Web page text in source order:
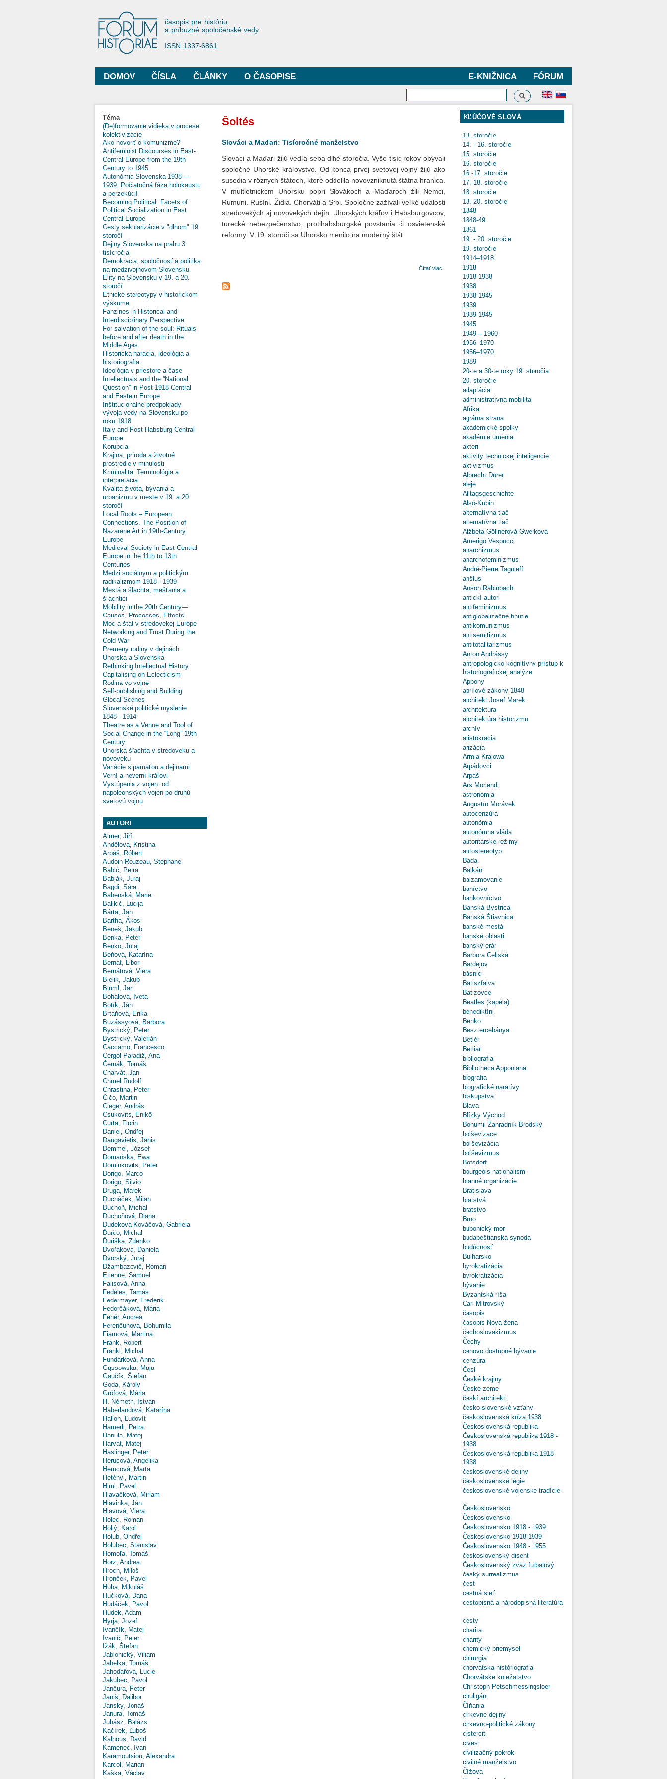
Forum Historiae
časopis pre históriu
a príbuzné spoločenské vedy
ISSN 1337-6861
Hlavné menu
DOMOV ČÍSLA ČLÁNKY FÓRUM
E-KNIŽNICA
O ČASOPISE
Vyhľadávanie
Vyhľadávanie
Nachádzate sa tu
Téma
(De)formovanie vidieka v procese
kolektivizácie
Ako hovoriť o komunizme?
Antifeminist Discourses in East-
Central Europe from the 19th
Century to 1945
Autonómia Slovenska 1938 –
1939: Počiatočná fáza holokaustu
a perzekúcií
Becoming Political: Facets of
Political Socialization in East
Central Europe
Cesty sekularizácie v "dlhom" 19.
storočí
Dejiny Slovenska na prahu 3.
tisícročia
Demokracia, spoločnosť a politika
na medzivojnovom Slovensku
Elity na Slovensku v 19. a 20.
storočí
Etnické stereotypy v historickom
výskume
Fanzines in Historical and
Interdisciplinary Perspective
For salvation of the soul: Rituals
before and after death in the
Middle Ages
Historická narácia, ideológia a
historiografia
Ideológia v priestore a čase
Intellectuals and the “National
Question” in Post-1918 Central
and Eastern Europe
Inštitucionálne predpoklady
vývoja vedy na Slovensku po
roku 1918
Italy and Post-Habsburg Central
Europe
Korupcia
Krajina, príroda a životné
prostredie v minulosti
Kriminalita: Terminológia a
interpretácia
Kvalita života, bývania a
urbanizmu v meste v 19. a 20.
storočí
Local Roots – European
Connections. The Position of
Nazarene Art in 19th-Century
Europe
Medieval Society in East-Central
Europe in the 11th to 13th
Centuries
Medzi sociálnym a politickým
radikalizmom 1918 - 1939
Mestá a šľachta, mešťania a
šľachtici
Mobility in the 20th Century—
Causes, Processes, Effects
Moc a štát v stredovekej Európe
Networking and Trust During the
Cold War
Premeny rodiny v dejinách
Uhorska a Slovenska
Rethinking Intellectual History:
Capitalising on Eclecticism
Rodina vo vojne
Self-publishing and Building
Glocal Scenes
Slovenské politické myslenie
1848 - 1914
Theatre as a Venue and Tool of
Social Change in the “Long” 19th
Century
Uhorská šľachta v stredoveku a
novoveku
Variácie s pamäťou a dejinami
Verní a neverní kráľovi
Vystúpenia z vojen: od
napoleonských vojen po druhú
svetovú vojnu
AUTORI
Almer, Jiří
Andělová, Kristina
Arpáš, Róbert
Audoin-Rouzeau, Stéphane
Babić, Petra
Babják, Juraj
Bagdi, Sára
Bahenská, Marie
Balikić, Lucija
Bárta, Jan
Bartha, Ákos
Beneš, Jakub
Benka, Peter
Benko, Juraj
Beňová, Katarína
Bernát, Libor
Bernátová, Viera
Bielik, Jakub
Blüml, Jan
Bohálová, Iveta
Botík, Ján
Brtáňová, Erika
Buzássyová, Barbora
Bystrický, Peter
Bystrický, Valerián
Caccamo, Francesco
Cergol Paradiž, Ana
Černák, Tomáš
Charvát, Jan
Chmel Rudolf
Chrastina, Peter
Čičo, Martin
Cieger, András
Csukovits, Enikő
Curta, Florin
Daniel, Ondřej
Daugavietis, Jānis
Demmel, József
Domańska, Ewa
Dominkovits, Péter
Dorigo, Marco
Dorigo, Silvio
Druga, Marek
Ducháček, Milan
Duchoň, Michal
Duchoňová, Diana
Dudeková Kováčová, Gabriela
Ďurčo, Michal
Ďuriška, Zdenko
Dvořáková, Daniela
Dvorský, Juraj
Džambazovič, Roman
Etienne, Samuel
Falisová, Anna
Fedeles, Tamás
Federmayer, Frederik
Fedorčáková, Mária
Fehér, Andrea
Ferenčuhová, Bohumila
Fiamová, Martina
Frank, Robert
Frankl, Michal
Fundárková, Anna
Gąssowska, Maja
Gaučík, Štefan
Goda, Károly
Grófová, Mária
H. Németh, István
Haberlandová, Katarína
Hallon, Ľudovít
Hamerli, Petra
Hanula, Matej
Harvát, Matej
Haslinger, Peter
Herucová, Angelika
Herucová, Marta
Hetényi, Martin
Himl, Pavel
Hlavačková, Miriam
Hlavinka, Ján
Hlavová, Viera
Holec, Roman
Hollý, Karol
Holub, Ondřej
Holubec, Stanislav
Homoľa, Tomáš
Horz, Andrea
Hroch, Miloš
Hronček, Pavel
Huba, Mikuláš
Hučková, Dana
Hudáček, Pavol
Hudek, Adam
Hyrja, Jozef
Ivančík, Matej
Ivanič, Peter
Ižák, Štefan
Jablonický, Viliam
Jahelka, Tomáš
Jahodářová, Lucie
Jakubec, Pavol
Jančura, Peter
Janiš, Dalibor
Jánsky, Jonáš
Janura, Tomáš
Juhász, Balázs
Kačírek, Ľuboš
Kalhous, David
Kamenec, Ivan
Karamoutsiou, Alexandra
Karcol, Marián
Kaška, Václav
Šoltés
Slováci a Maďari: Tisícročné manželstvo
Slováci a Maďari žijú vedľa seba dlhé storočia. Vyše tisíc rokov obývali
spoločné Uhorské kráľovstvo. Od konca prvej svetovej vojny žijú ako
susedia v rôznych štátoch, ktoré oddelila novovzniknutá štátna hranica.
V multietnickom Uhorsku popri Slovákoch a Maďaroch žili Nemci,
Rumuni, Rusíni, Židia, Chorváti a Srbi. Spoločne zažívali veľké udalosti
stredovekých aj novovekých dejín. Uhorských kráľov i Habsburgovcov,
turecké nebezpečenstvo, protihabsburgské povstania či osvietenské
reformy. V 19. storočí sa Uhorsko menilo na moderný štát.
Čítať viac
o Slováci a
Maďari:
Tisícročné
KĽÚČOVÉ SLOVÁ
13. storočie
14. - 16. storočie
15. storočie
16. storočie
16.-17. storočie
17.-18. storočie
18. storočie
18.-20. storočie
1848
1848-49
1861
19. - 20. storočie
19. storočie
1914–1918
1918
1918-1938
1938
1938-1945
1939
1939-1945
1945
1949 – 1960
1956–1970
1956–1970
1989
20-te a 30-te roky 19. storočia
20. storočie
adaptácia
administratívna mobilita
Afrika
agrárna strana
akademické spolky
akadémie umenia
aktéri
aktivity technickej inteligencie
aktivizmus
Albrecht Dürer
aleje
Alltagsgeschichte
Alsó-Kubin
alternatívna tlač
alternatívna tlač
Alžbeta Göllnerová-Gwerková
Amerigo Vespucci
anarchizmus
anarchofeminizmus
André-Pierre Taguieff
anšlus
Anson Rabinbach
antickí autori
antifeminizmus
antiglobalizačné hnutie
antikomunizmus
antisemitizmus
antitotalitarizmus
Anton Andrássy
antropologicko-kognitívny prístup k
historiografickej analýze
Appony
aprílové zákony 1848
architekt Josef Marek
architektúra
architektúra historizmu
archív
aristokracia
arizácia
Armia Krajowa
Arpádovci
Arpáš
Ars Moriendi
astronómia
Augustín Morávek
autocenzúra
autonómia
autonómna vláda
autoritárske režimy
autostereotyp
Bada
Balkán
balzamovanie
baníctvo
bankovníctvo
Banská Bystrica
Banská Štiavnica
banské mestá
banské oblasti
banský erár
Barbora Celjská
Bardejov
básnici
Batiszfalva
Batizovce
Beatles (kapela)
benediktíni
Benko
Besztercebánya
Betlér
Betliar
bibliografia
Bibliotheca Apponiana
biografia
biografické naratívy
biskupstvá
Blava
Blízky Východ
Bohumil Zahradník-Brodský
bolševizace
boľševizácia
boľševizmus
Botsdorf
bourgeois nationalism
branné organizácie
Bratislava
bratstvá
bratstvo
Brno
bubonický mor
budapeštianska synoda
budúcnosť
Bulharsko
byrokratizácia
byrokratizácia
bývanie
Byzantská ríša
Carl Mitrovský
časopis
časopis Nová žena
čechoslovakizmus
Čechy
cenovo dostupné bývanie
cenzúra
Česi
České krajiny
České zeme
českí architekti
česko-slovenské vzťahy
československá kríza 1938
Československá republika
Československá republika 1918 -
1938
Československá republika 1918-
1938
československé dejiny
československé légie
československé vojenské tradície
Československo
Československo
Československo 1918 - 1939
Československo 1918-1939
Československo 1948 - 1955
československý disent
Československý zväz futbalový
český surrealizmus
česť
cestná sieť
cestopisná a národopisná literatúra
cesty
charita
charity
chemický priemysel
chirurgia
chorvátska históriografia
Chorvátske kniežatstvo
Christoph Petschmessingsloer
chuligáni
Číňania
cirkevné dejiny
cirkevno-politické zákony
cisterciti
cives
civilizačný pokrok
civilné manželstvo
Čížová